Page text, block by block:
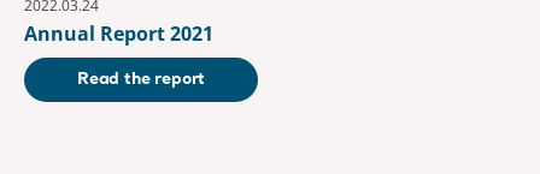
2022.03.24
Annual Report 2021
Read the report